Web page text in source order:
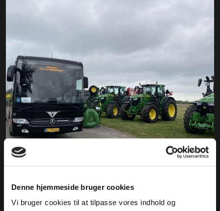
Denne hjemmeside bruger cookies
Vi bruger cookies til at tilpasse vores indhold og